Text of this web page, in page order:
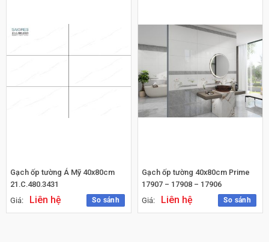
So sánh
Gạch ốp tường Á Mỹ 40x80cm
21.C.480.3431
Giá:
Liên hệ So sánh
Gạch ốp tường 40x80cm Prime
17907 – 17908 – 17906
Giá:
Liên hệ